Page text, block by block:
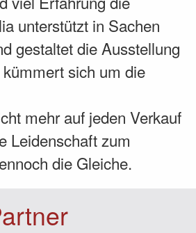
unterstützt in Sachen
gestaltet die Ausstellung
sich um die
mehr auf jeden Verkauf
Leidenschaft zum
die Gleiche.